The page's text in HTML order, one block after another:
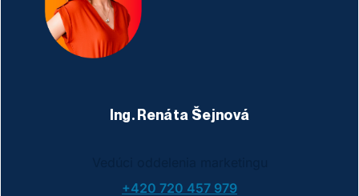
Ing. Renáta Šejnová
+420 720 457 979